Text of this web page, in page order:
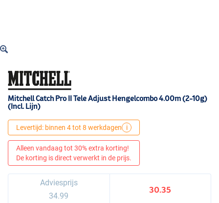
Mitchell Catch Pro II Tele Adjust Hengelcombo 4.00m (2-10g)
(Incl. Lijn)
Levertijd: binnen 4 tot 8 werkdagen i
Alleen vandaag tot 30% extra korting!
De korting is direct verwerkt in de prijs.
Adviesprijs
34.99
30.35